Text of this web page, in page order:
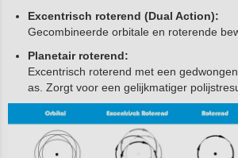
Excentrisch roterend (Dual Action):
Gecombineerde orbitale en roterende
Planetair roterend:
Excentrisch roterend met een
as. Zorgt voor een gelijkmatiger